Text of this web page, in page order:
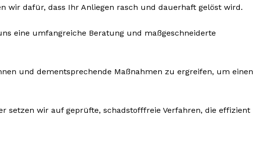
wir dafür, dass Ihr Anliegen rasch und dauerhaft gelöst wird.
eine umfangreiche Beratung und maßgeschneiderte
und dementsprechende Maßnahmen zu ergreifen, um einen
setzen wir auf geprüfte, schadstofffreie Verfahren, die effizient